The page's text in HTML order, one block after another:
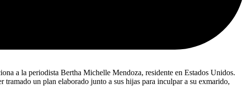
a la periodista Bertha Michelle Mendoza, residente en Estados Unidos.
un plan elaborado junto a sus hijas para inculpar a su exmarido,